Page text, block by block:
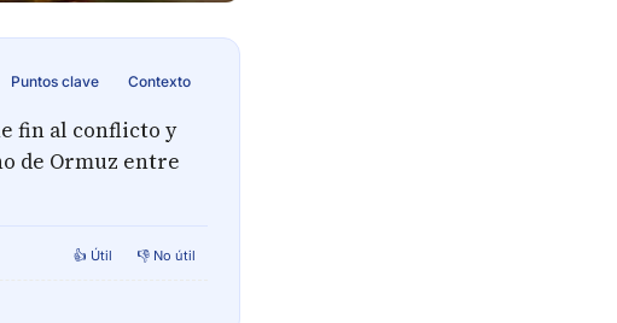
Puntos clave Contexto
fin al conflicto y
de Ormuz entre
👍 Útil 👎 No útil